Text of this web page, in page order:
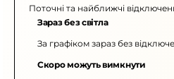
Поточні та найближчі
Зараз без світла
За графіком зараз без
Скоро можуть вимкнути